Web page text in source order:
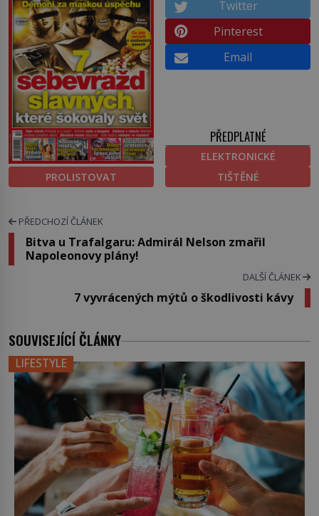
PROLISTOVAT
Twitter
Pinterest
Email
PŘEDPLATNÉ
ELEKTRONICKÉ
TIŠTĚNÉ
PŘEDCHOZÍ ČLÁNEK
Bitva u Trafalgaru: Admirál Nelson zmařil
Napoleonovy plány!
DALŠÍ ČLÁNEK
7 vyvrácených mýtů o škodlivosti kávy
SOUVISEJÍCÍ ČLÁNKY
LIFESTYLE